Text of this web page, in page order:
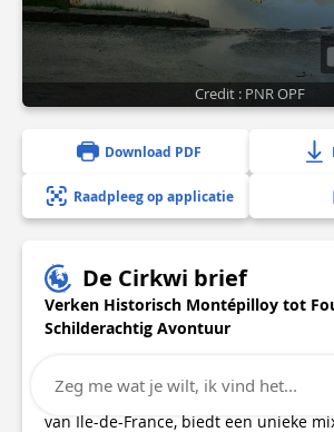
Credit : PNR OPF
Download PDF
Raadpleeg op applicatie
De Cirkwi brief
Verken Historisch Montépilloy tot
Schilderachtig Avontuur
De betoverende reis van Montépilloy
zoals samengesteld door de
van Île-de-France, biedt een unieke
Zeg me wat je wilt, ik vind het...